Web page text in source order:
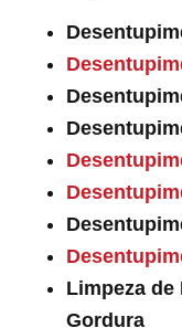
Limpeza de
Gordura